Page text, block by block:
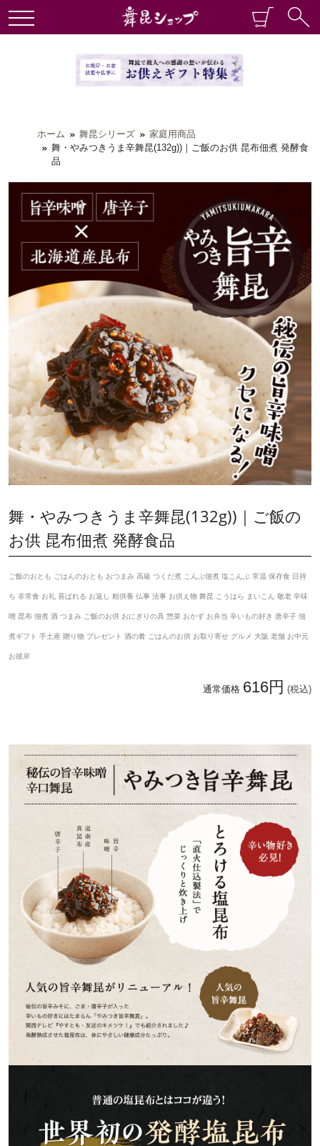
ホーム 舞昆シリーズ
家庭用商品
舞・やみつきうま辛舞昆(132g))｜ご飯のお供 昆布佃煮 発酵食
品
舞・やみつきうま辛舞昆(132g))｜ご飯の
お供 昆布佃煮 発酵食品
ご飯のおとも ごはんのおとも おつまみ 高級 つくだ煮 こんぶ佃煮 塩こんぶ 常温 保存食 日持
ち 非常食 お礼 喜ばれる お返し 粗供養 仏事 法事 お供え物 舞昆 こうはら まいこん 敬老 辛味
噌 昆布 佃煮 酒 つまみ ご飯のお供 おにぎりの具 惣菜 おかず お弁当 辛いもの好き 唐辛子 佃
煮ギフト 手土産 贈り物 プレゼント 酒の肴 ごはんのお供 お取り寄せ グルメ 大阪 老舗 お中元
お彼岸
通常価格 616円 (税込)